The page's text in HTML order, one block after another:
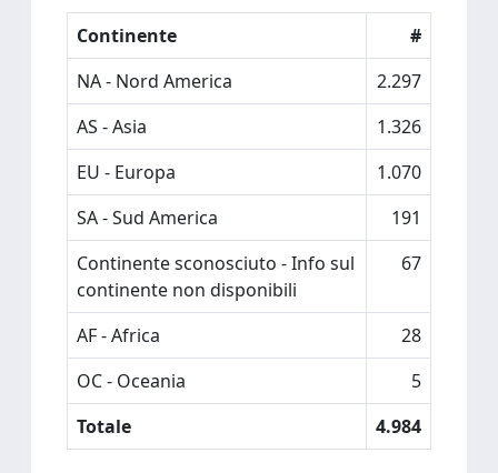
Continente
#
NA - Nord America
2.297
AS - Asia
1.326
EU - Europa
1.070
SA - Sud America
191
Continente sconosciuto - Info sul
continente non disponibili
67
AF - Africa
28
OC - Oceania
5
Totale
4.984